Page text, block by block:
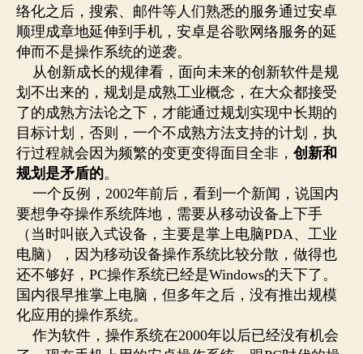
络化之后，搜索、邮件等人们熟悉的服务通过安卓
顺理成章地延伸到手机，安卓是谷歌网络服务的延
伸而不是操作系统的逆袭。
从创新成长的规律看，面向未来的创新软件是规
划不出来的，规划是成熟工业概念，在大众都接受
了的成熟方法论之下，才能通过规划实现中长期的
目标计划，否则，一个不成熟方法支持的计划，执
行过程就会因为频繁的变更变得面目全非， 创新和
规划是矛盾的。
一个反例， 2002年前后，看到一个新闻，说国内
要想争夺操作系统阵地，需要从移动设备上下手
（当时叫嵌入式设备，主要是掌上电脑PDA 、工业
电脑），因为移动设备操作系统比较分散，做得也
还不够好， PC操作系统已经是Windows的天下了。
国内很早推掌上电脑，但多年之后，没有推出规模
化应用的操作系统。
作为软件，操作系统在2000年以后已经没有机会